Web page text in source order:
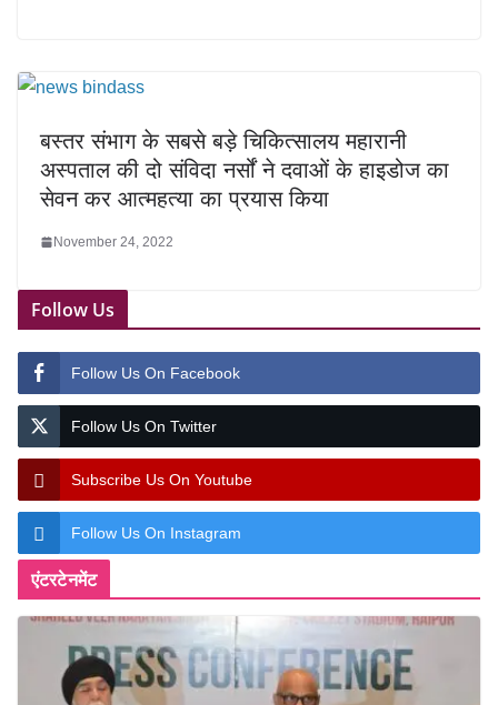
बस्‍तर संभाग के सबसे बड़े चिकित्सालय महारानी
अस्पताल की दो संविदा नर्सों ने दवाओं के हाइडोज का
सेवन कर आत्महत्या का प्रयास किया
November 24, 2022
Follow Us
Follow Us On Facebook
Follow Us On Twitter
Subscribe Us On Youtube
Follow Us On Instagram
एंटरटेनमेंट